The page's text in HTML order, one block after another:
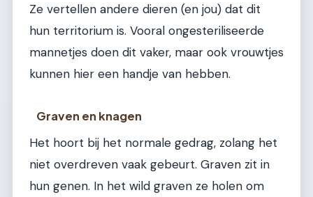
Ze vertellen andere dieren (en jou) dat dit
hun territorium is. Vooral ongesteriliseerde
mannetjes doen dit vaker, maar ook vrouwtjes
kunnen hier een handje van hebben.
Graven en knagen
Het hoort bij het normale gedrag, zolang het
niet overdreven vaak gebeurt. Graven zit in
hun genen. In het wild graven ze holen om